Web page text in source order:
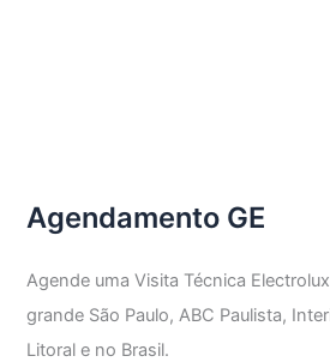
Agendamento GE
Agende uma Visita Técnica
grande São Paulo, ABC Paulista,
Litoral e no Brasil.